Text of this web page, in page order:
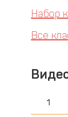
Набор
Все
1